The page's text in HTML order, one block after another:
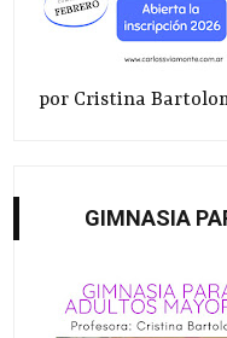
por Cristina
GIMNASIA